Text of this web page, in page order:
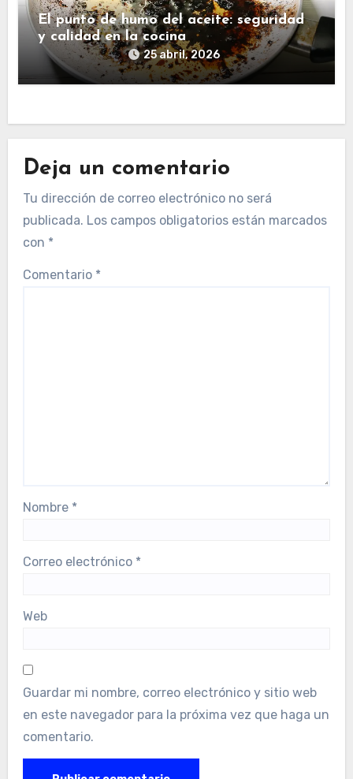
El punto de humo del aceite: seguridad
y calidad en la cocina
25 abril, 2026
Deja un comentario
Tu dirección de correo electrónico no será
publicada. Los campos obligatorios están marcados
con *
Comentario *
Nombre *
Correo electrónico *
Web
Guardar mi nombre, correo electrónico y sitio web
en este navegador para la próxima vez que haga un
comentario.